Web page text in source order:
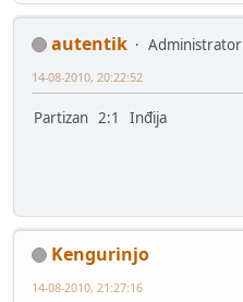
autentik
Administrator
14-08-2010, 20:22:52
Partizan 2:1 Inđija
Kengurinjo
14-08-2010, 21:27:16